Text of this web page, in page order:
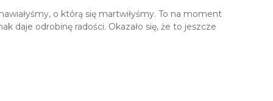
o którą się martwiłyśmy. To na moment
daje odrobinę radości. Okazało się, że to jeszcze